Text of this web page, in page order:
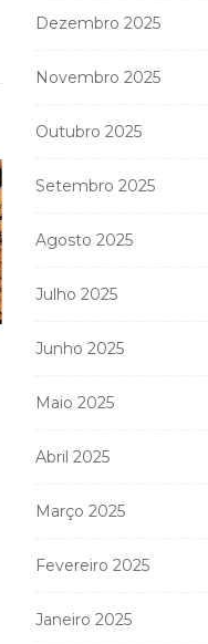
Ministério Público
apartamentos...
Dezembro 2025
Novembro 2025
Outubro 2025
Setembro 2025
Agosto 2025
Julho 2025
Junho 2025
Maio 2025
Abril 2025
Março 2025
Fevereiro 2025
Janeiro 2025